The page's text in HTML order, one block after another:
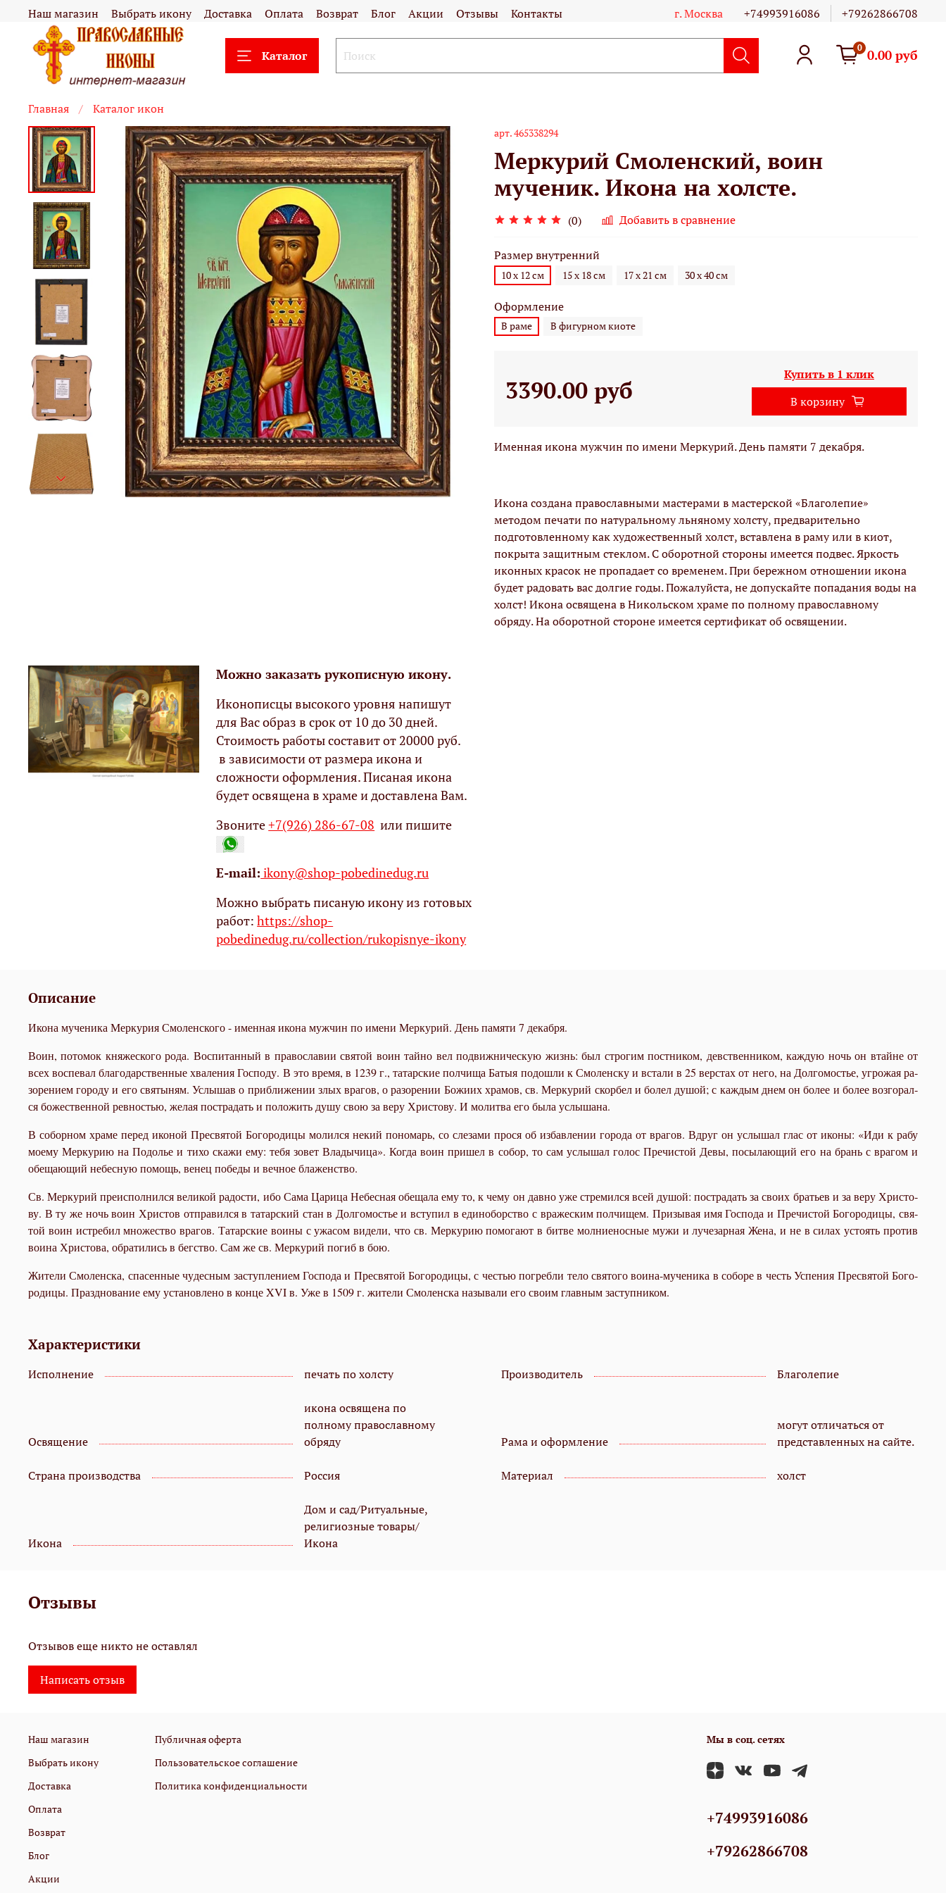
Наш магазин Выбрать икону Доставка Оплата Возврат Блог Акции Отзывы Контакты г. Москва +74993916086 +79262866708
Каталог
0 0.00 руб
Главная Каталог икон
арт.465338294
Меркурий Смоленский, воин
мученик. Икона на холсте.
(0) Добавить в сравнение
Размер внутренний
10 х 12 см 15 х 18 см 17 х 21 см 30 х 40 см
Оформление
В раме В фигурном киоте
3390.00 руб
Купить в 1 клик
В корзину
Именная икона мужчин по имени Меркурий. День памяти 7 декабря.
Икона создана православными мастерами в мастерской «Благолепие»
методом печати по натуральному льняному холсту, предварительно
подготовленному как художественный холст, вставлена в раму или в киот,
покрыта защитным стеклом. С оборотной стороны имеется подвес. Яркость
иконных красок не пропадает со временем. При бережном отношении икона
будет радовать вас долгие годы. Пожалуйста, не допускайте попадания воды на
холст! Икона освящена в Никольском храме по полному православному
обряду. На оборотной стороне имеется сертификат об освящении.
Можно заказать рукописную икону.
Иконописцы высокого уровня напишут
для Вас образ в срок от 10 до 30 дней.
Стоимость работы составит от 20000 руб.
в зависимости от размера икона и
сложности оформления. Писаная икона
будет освящена в храме и доставлена Вам.
Звоните+7(926) 286-67-08 или пишите
Е-mail: ikony@shop-pobedinedug.ru
Можно выбрать писаную икону из готовых
работ:https://shop-
pobedinedug.ru/collection/rukopisnye-ikony
Описание
Икона мученика Меркурия Смоленского - именная икона мужчин по имени Меркурий. День памяти 7 декабря.
Во­ин, по­то­мок кня­же­ско­го ро­да. Вос­пи­тан­ный в пра­во­сла­вии свя­той во­ин тай­но вел по­движ­ни­че­скую жизнь: был стро­гим пост­ни­ком, дев­ствен­ни­ком, каж­дую ночь он втайне от
всех вос­пе­вал бла­годар­ствен­ные хва­ле­ния Гос­по­ду. В это вре­мя, в 1239 г., та­тар­ские пол­чи­ща Ба­тыя по­до­шли к Смо­лен­ску и вста­ли в 25 вер­стах от него, на Дол­го­мо­стье, угро­жая ра­
зо­ре­ни­ем го­ро­ду и его свя­ты­ням. Услы­шав о при­бли­же­нии злых вра­гов, о ра­зо­ре­нии Бо­жи­их хра­мов, св. Мер­ку­рий скор­бел и бо­лел ду­шой; с каж­дым днем он бо­лее и бо­лее воз­го­рал­
ся бо­же­ствен­ной рев­но­стью, же­лая по­стра­дать и по­ло­жить ду­шу свою за ве­ру Хри­сто­ву. И мо­лит­ва его бы­ла услы­ша­на.
В со­бор­ном хра­ме пе­ред ико­ной Пре­свя­той Бо­го­ро­ди­цы мо­лил­ся некий по­но­марь, со сле­за­ми про­ся об из­бав­ле­нии го­ро­да от вра­гов. Вдруг он услы­шал глас от ико­ны: «Иди к ра­бу
мо­е­му Мер­ку­рию на По­до­лье и ти­хо ска­жи ему: те­бя зо­вет Вла­ды­чи­ца». Ко­гда во­ин при­шел в со­бор, то сам услы­шал го­лос Пре­чи­стой Де­вы, по­сы­ла­ю­щий его на брань с вра­гом и
обе­ща­ю­щий небес­ную по­мощь, ве­нец по­бе­ды и веч­ное бла­жен­ство.
Св. Мер­ку­рий пре­ис­пол­нил­ся ве­ли­кой ра­до­сти, ибо Са­ма Ца­ри­ца Небес­ная обе­ща­ла ему то, к че­му он дав­но уже стре­мил­ся всей ду­шой: по­стра­дать за сво­их бра­тьев и за ве­ру Хри­сто­
ву. В ту же ночь во­ин Хри­стов от­пра­вил­ся в та­тар­ский стан в Дол­го­мо­стье и всту­пил в еди­но­бор­ство с вра­же­ским пол­чи­щем. При­зы­вая имя Гос­по­да и Пре­чи­стой Бо­го­ро­ди­цы, свя­
той во­ин ис­тре­бил мно­же­ство вра­гов. Та­тар­ские во­и­ны с ужа­сом ви­де­ли, что св. Мер­ку­рию по­мо­га­ют в бит­ве мол­ние­нос­ные му­жи и лу­че­зар­ная Же­на, и не в си­лах усто­ять про­тив
во­и­на Хри­сто­ва, об­ра­ти­лись в бег­ство. Сам же св. Мер­ку­рий по­гиб в бою.
Жи­те­ли Смо­лен­ска, спа­сен­ные чу­дес­ным за­ступ­ле­ни­ем Гос­по­да и Пре­свя­той Бо­го­ро­ди­цы, с че­стью по­греб­ли те­ло свя­то­го во­и­на-му­че­ни­ка в со­бо­ре в честь Успе­ния Пре­свя­той Бо­го­
ро­ди­цы. Празд­но­ва­ние ему уста­нов­ле­но в кон­це XVI в. Уже в 1509 г. жи­те­ли Смо­лен­ска на­зы­ва­ли его сво­им глав­ным за­ступ­ни­ком.
Характеристики
Исполнение печать по холсту Производитель Благолепие
Освящение
икона освящена по
полному православному
обряду
Рама и оформление
могут отличаться от
представленных на сайте.
Страна производства Россия Материал холст
Икона
Дом и сад/Ритуальные,
религиозные товары/
Икона
Отзывы
Отзывов еще никто не оставлял
Написать отзыв
Наш магазин
Выбрать икону
Доставка
Оплата
Возврат
Блог
Акции
Публичная оферта
Пользовательское соглашение
Политика конфиденциальности
Мы в соц. сетях
+74993916086
+79262866708